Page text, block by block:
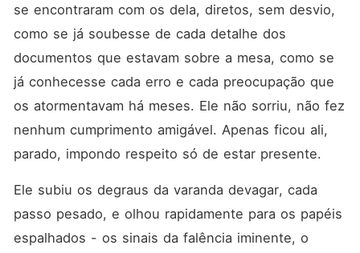
se encontraram com os dela, diretos, sem desvio,
como se já soubesse de cada detalhe dos
documentos que estavam sobre a mesa, como se
já conhecesse cada erro e cada preocupação que
os atormentavam há meses. Ele não sorriu, não fez
nenhum cumprimento amigável. Apenas ficou ali,
parado, impondo respeito só de estar presente.
Ele subiu os degraus da varanda devagar, cada
passo pesado, e olhou rapidamente para os papéis
espalhados - os sinais da falência iminente, o